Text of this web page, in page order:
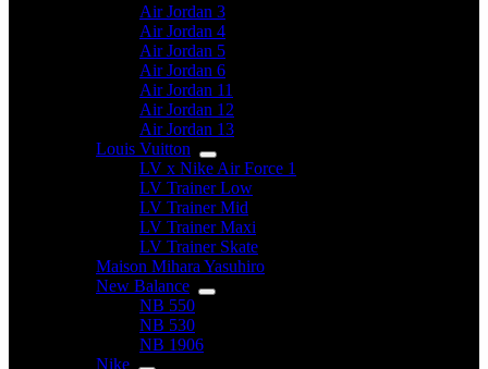
Air Jordan 3
Air Jordan 4
Air Jordan 5
Air Jordan 6
Air Jordan 11
Air Jordan 12
Air Jordan 13
Louis Vuitton
LV x Nike Air Force 1
LV Trainer Low
LV Trainer Mid
LV Trainer Maxi
LV Trainer Skate
Maison Mihara Yasuhiro
New Balance
NB 550
NB 530
NB 1906
Nike